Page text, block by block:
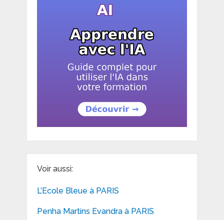
Voir aussi:
L’Ecole Bleue à PARIS
Penha Martins Evandra à PARIS